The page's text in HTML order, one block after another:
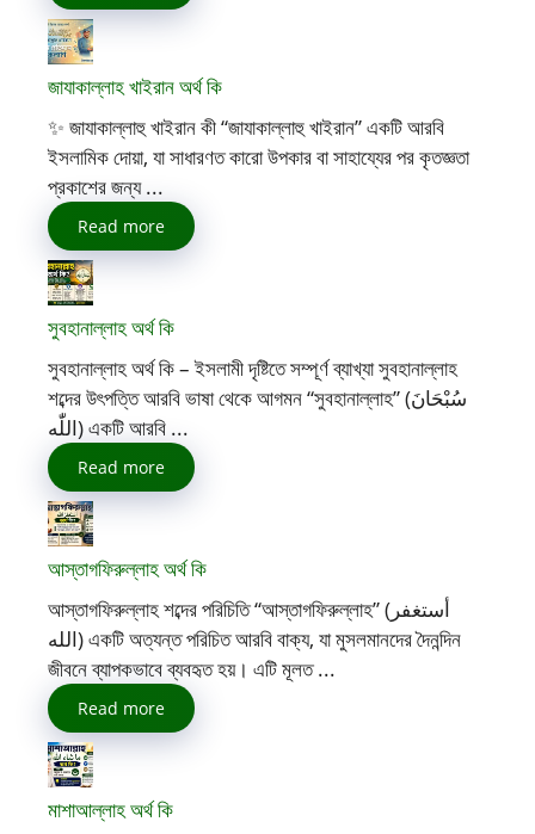
জাযাকাল্লাহ খাইরান অর্থ কি
✨ জাযাকাল্লাহু খাইরান কী “জাযাকাল্লাহু খাইরান” একটি আরবি
ইসলামিক দোয়া, যা সাধারণত কারো উপকার বা সাহায্যের পর কৃতজ্ঞতা
প্রকাশের জন্য ...
Read more
সুবহানাল্লাহ অর্থ কি
সুবহানাল্লাহ অর্থ কি – ইসলামী দৃষ্টিতে সম্পূর্ণ ব্যাখ্যা সুবহানাল্লাহ
শব্দের উৎপত্তি আরবি ভাষা থেকে আগমন “সুবহানাল্লাহ” (سُبْحَانَ
اللّٰه) একটি আরবি ...
Read more
আস্তাগফিরুল্লাহ অর্থ কি
আস্তাগফিরুল্লাহ শব্দের পরিচিতি “আস্তাগফিরুল্লাহ” (أستغفر
الله) একটি অত্যন্ত পরিচিত আরবি বাক্য, যা মুসলমানদের দৈনন্দিন
জীবনে ব্যাপকভাবে ব্যবহৃত হয়। এটি মূলত ...
Read more
মাশাআল্লাহ অর্থ কি